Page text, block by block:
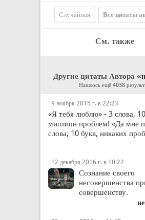
Случайная Все цитаты
См. также
Другие цитаты Автора «
Нашлось ещё 4038
9 ноября 2015 г. в 22:23
«Я тебя люблю» - 3 слова,
миллион проблем! «Да мне
слова, 10 букв, никаких
12 декабря 2016 г. в 10:22
Сознание своего
несовершенства
совершенству.